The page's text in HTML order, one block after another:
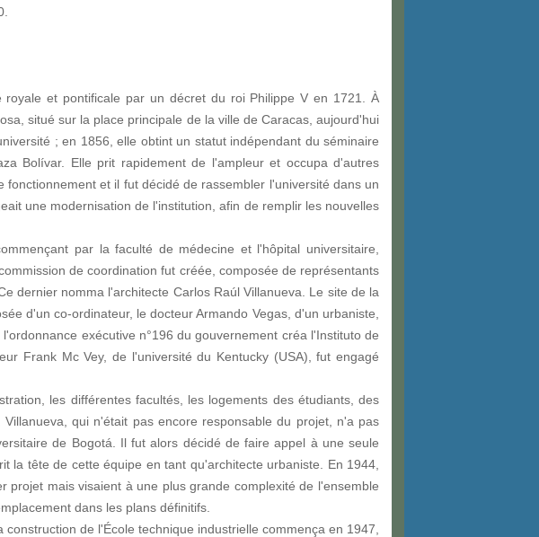
et pontificale par un décret du roi Philippe V en 1721. À
situé sur la place principale de la ville de Caracas, aujourd'hui
; en 1856, elle obtint un statut indépendant du séminaire
Bolívar. Elle prit rapidement de l'ampleur et occupa d'autres
et il fut décidé de rassembler l'université dans un
une modernisation de l'institution, afin de remplir les nouvelles
par la faculté de médecine et l'hôpital universitaire,
de coordination fut créée, composée de représentants
dernier nomma l'architecte Carlos Raúl Villanueva. Le site de la
d'un co-ordinateur, le docteur Armando Vegas, d'un urbaniste,
exécutive n°196 du gouvernement créa l'Instituto de
Frank Mc Vey, de l'université du Kentucky (USA), fut engagé
les différentes facultés, les logements des étudiants, des
qui n'était pas encore responsable du projet, n'a pas
de Bogotá. Il fut alors décidé de faire appel à une seule
la tête de cette équipe en tant qu'architecte urbaniste. En 1944,
mais visaient à une plus grande complexité de l'ensemble
dans les plans définitifs.
de l'École technique industrielle commença en 1947,